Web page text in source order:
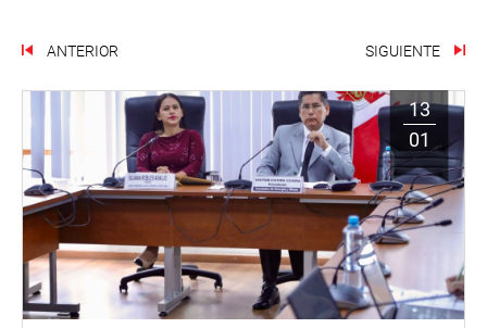
ANTERIOR SIGUIENTE
13
01